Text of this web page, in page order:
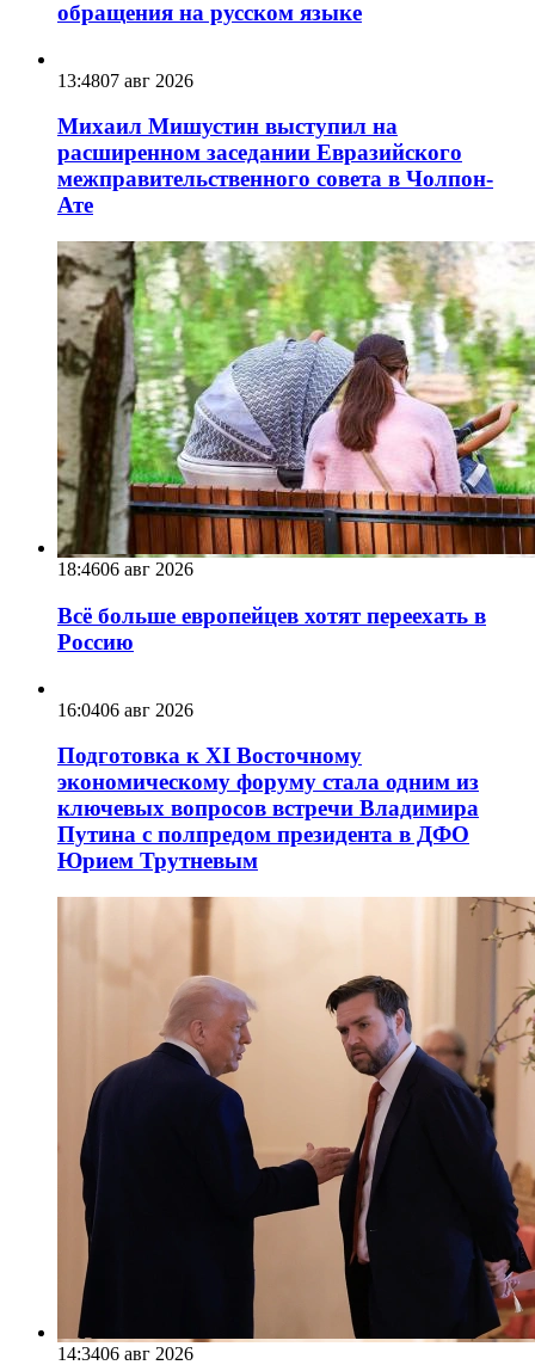
обращения на русском языке
13:4807 авг 2026
Михаил Мишустин выступил на
расширенном заседании Евразийского
межправительственного совета в Чолпон-
Ате
18:4606 авг 2026
Всё больше европейцев хотят переехать в
Россию
16:0406 авг 2026
Подготовка к XI Восточному
экономическому форуму стала одним из
ключевых вопросов встречи Владимира
Путина с полпредом президента в ДФО
Юрием Трутневым
14:3406 авг 2026